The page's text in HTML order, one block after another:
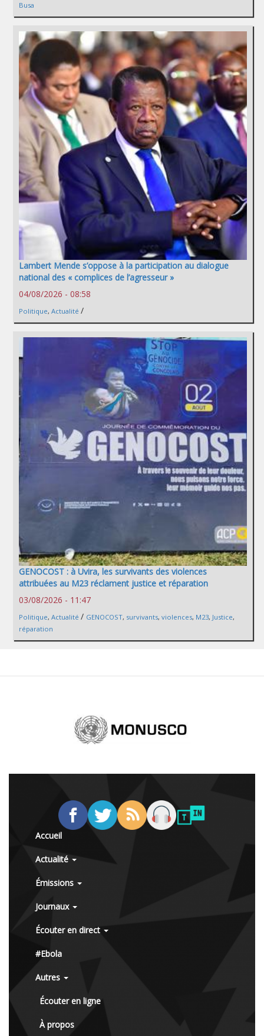
Busa
Lambert Mende s’oppose à la participation au dialogue
national des « complices de l’agresseur »
04/08/2026 - 08:58
Politique, Actualité /
GENOCOST : à Uvira, les survivants des violences
attribuées au M23 réclament justice et réparation
03/08/2026 - 11:47
Politique, Actualité / GENOCOST, survivants, violences, M23, Justice,
réparation
Accueil
Actualité
Émissions
Journaux
Écouter en direct
#Ebola
Autres
Écouter en ligne
À propos